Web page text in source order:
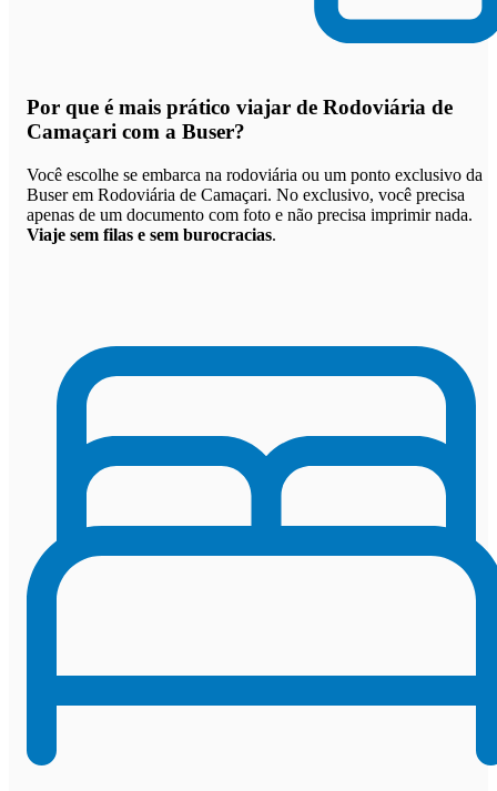
Por que é mais prático viajar de Rodoviária de
Camaçari com a Buser?
Você escolhe se embarca na rodoviária ou um ponto exclusivo da
Buser em Rodoviária de Camaçari. No exclusivo, você precisa
apenas de um documento com foto e não precisa imprimir nada.
Viaje sem filas e sem burocracias.